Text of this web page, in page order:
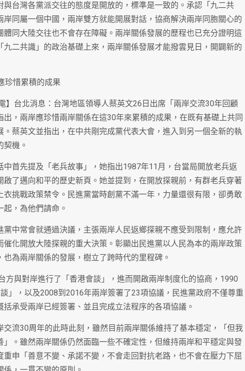
與台灣各黨派交往的態度是開放的，標準是一致的。承認「九二共
岸同屬一個中國，兩岸雙方就能開展對話，協商解決兩岸同胞關心的
體同大陸交往也不會存在障礙。兩岸關係發展的歷程也已充分證明這
九二共識」的政治基礎上來，兩岸關係發展才能撥雲見日，開闢新的
珍惜累積的成果
】台北消息：台灣地區領導人蔡英文26日出席「兩岸交流30年回顧
，兩岸應珍惜兩岸關係在這30年來累積的成果，在既有基礎上共同
。蔡英文並指出，在中共剛完成黨代表大會，進入到另一個全新的執
契機。
中首先提及「老兵故事」，她指出1987年11月，台當局開放老兵返
啟了邁向和平的歷史新頁。她並提到，在開放探親前，有群老兵穿著
衣挑戰政策禁令。民進黨當時創黨不滿一年，力量還很有限，卻勇敢
，為他們請命。
黨中常會就通過決議，主張兩岸人民返鄉探親不應受到限制，應允許
催化開放大陸探親的重大決策。彰顯出民進黨以人民為本的兩岸政策
為兩岸關係的發展，樹立了跨時代的里程碑。
方與對岸進行了「香港會談」，進而開啟兩岸制度化的協商，1990
」，以及2008到2016年兩岸簽署了23項協議，民進黨政府不僅尊重
承受兩岸已經簽署、並且完成立法程序的各項協議。
交流30周年的此時此刻，雖然目前兩岸關係維持了基本穩定，「但我
」。雖然兩岸關係仍然面臨一些不確定性，但維持兩岸和平穩定與發
重申「善意不變、承諾不變，不會走回對抗老路，也不會在壓力下屈